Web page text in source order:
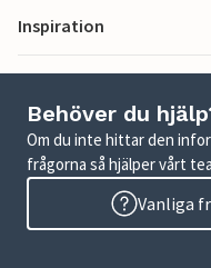
Inspiration
Behöver du
Om du inte hittar den
frågorna så hjälper vårt
Vanliga